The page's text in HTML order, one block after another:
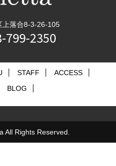
上落合8-3-26-105
799-2350
STAFF
ACCESS
BLOG
All Rights Reserved.